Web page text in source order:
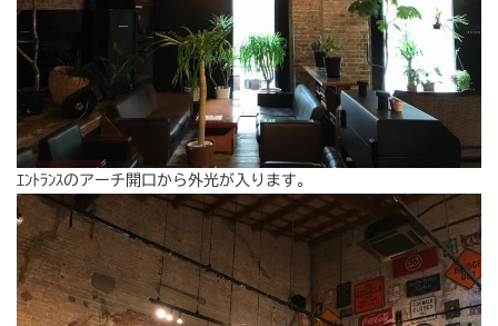
ｴﾝﾄﾗﾝｽのアーチ開口から外光が入ります。